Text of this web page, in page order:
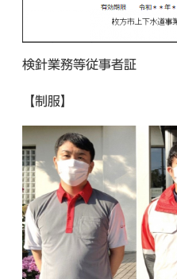
検針業務等従事者証
【制服】